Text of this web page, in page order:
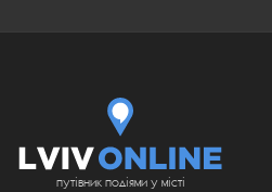
путівник подіями у місті